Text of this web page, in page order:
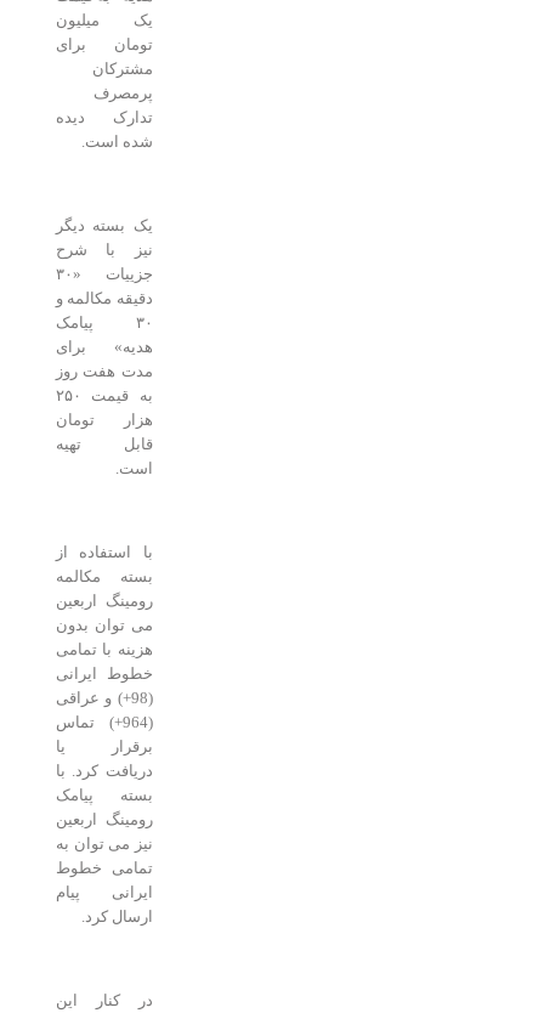
یک میلیون
تومان برای
مشترکان
پرمصرف
تدارک دیده
شده است.
یک بسته دیگر
نیز با شرح
جزییات «۳۰
دقیقه مکالمه و
۳۰ پیامک
هدیه» برای
مدت هفت روز
به قیمت ۲۵۰
هزار تومان
قابل تهیه
با استفاده از
بسته مکالمه
رومینگ اربعین
می توان بدون
هزینه با تمامی
خطوط ایرانی
(98+) و عراقی
(964+) تماس
برقرار یا
دریافت کرد. با
بسته پیامک
رومینگ اربعین
نیز می توان به
تمامی خطوط
ایرانی پیام
ارسال کرد.
در کنار این